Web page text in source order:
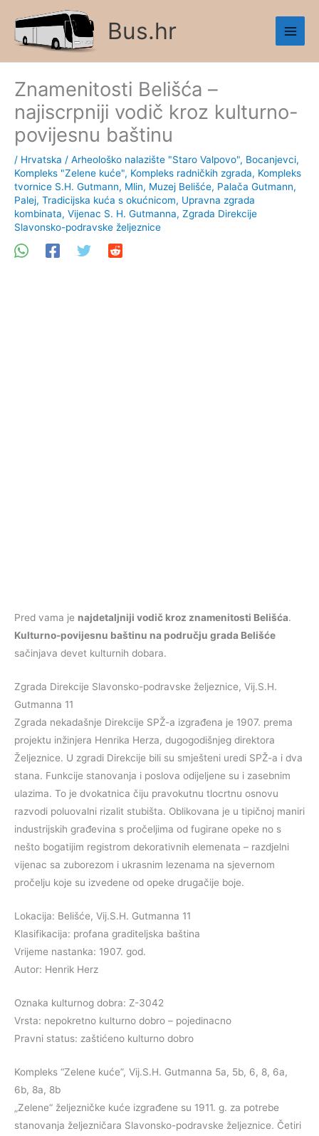
content
Bus.hr
Znamenitosti Belišća –
najiscrpniji vodič kroz kulturno-
povijesnu baštinu
/ Hrvatska / Arheološko nalazište "Staro Valpovo", Bocanjevci,
Kompleks "Zelene kuće", Kompleks radničkih zgrada, Kompleks
tvornice S.H. Gutmann, Mlin, Muzej Belišće, Palača Gutmann,
Palej, Tradicijska kuća s okućnicom, Upravna zgrada
kombinata, Vijenac S. H. Gutmanna, Zgrada Direkcije
Slavonsko-podravske željeznice
Pred vama je najdetaljniji vodič kroz znamenitosti Belišća.
Kulturno-povijesnu baštinu na području grada Belišće
sačinjava devet kulturnih dobara.
Zgrada Direkcije Slavonsko-podravske željeznice, Vij.S.H.
Gutmanna 11
Zgrada nekadašnje Direkcije SPŽ-a izgrađena je 1907. prema
projektu inžinjera Henrika Herza, dugogodišnjeg direktora
Željeznice. U zgradi Direkcije bili su smješteni uredi SPŽ-a i dva
stana. Funkcije stanovanja i poslova odijeljene su i zasebnim
ulazima. To je dvokatnica čiju pravokutnu tlocrtnu osnovu
razvodi poluovalni rizalit stubišta. Oblikovana je u tipičnoj maniri
industrijskih građevina s pročeljima od fugirane opeke no s
nešto bogatijim registrom dekorativnih elemenata – razdjelni
vijenac sa zuborezom i ukrasnim lezenama na sjevernom
pročelju koje su izvedene od opeke drugačije boje.
Lokacija: Belišće, Vij.S.H. Gutmanna 11
Klasifikacija: profana graditeljska baština
Vrijeme nastanka: 1907. god.
Autor: Henrik Herz
Oznaka kulturnog dobra: Z-3042
Vrsta: nepokretno kulturno dobro – pojedinacno
Pravni status: zaštićeno kulturno dobro
Kompleks “Zelene kuće”, Vij.S.H. Gutmanna 5a, 5b, 6, 8, 6a,
6b, 8a, 8b
„Zelene“ željezničke kuće izgrađene su 1911. g. za potrebe
stanovanja željezničara Slavonsko-podravske željeznice. Četiri